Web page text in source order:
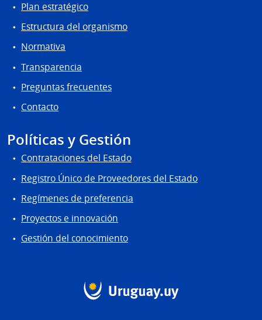
Plan estratégico
Estructura del organismo
Normativa
Transparencia
Preguntas frecuentes
Contacto
Políticas y Gestión
Contrataciones del Estado
Registro Único de Proveedores del Estado
Regímenes de preferencia
Proyectos e innovación
Gestión del conocimiento